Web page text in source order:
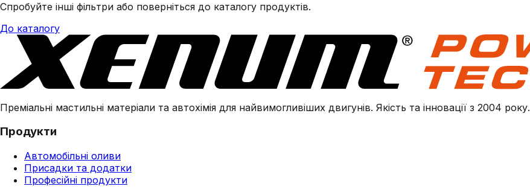
Спробуйте інші фільтри або поверніться до каталогу продуктів.
До каталогу
Преміальні мастильні матеріали та автохімія для найвимогливіших двигунів. Якість та інновації з 2004 року.
Продукти
Автомобільні оливи
Присадки та додатки
Професійні продукти